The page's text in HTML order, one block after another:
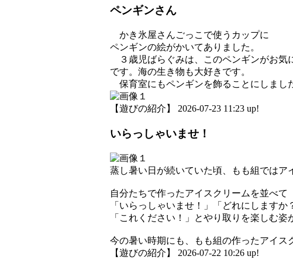
ペンギンさん
かき氷屋さんごっこで使うカップに
ペンギンの絵がかいてありました。
３歳児ばらぐみは、このペンギンがお気
です。海の生き物も大好きです。
保育室にもペンギンを飾ることにしまし
【遊びの紹介】 2026-07-23 11:23 up!
いらっしゃいませ！
蒸し暑い日が続いていた頃、もも組ではア
自分たちで作ったアイスクリームを並べて
「いらっしゃいませ！」「どれにしますか
「これください！」とやり取りを楽しむ姿
今の暑い時期にも、もも組の作ったアイス
【遊びの紹介】 2026-07-22 10:26 up!